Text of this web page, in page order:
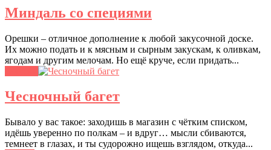
Миндаль со специями
Орешки – отличное дополнение к любой закусочной доске.
Их можно подать и к мясным и сырным закускам, к оливкам,
ягодам и другим мелочам. Но ещё круче, если придать...
Чесночный багет
Бывало у вас такое: заходишь в магазин с чётким списком,
идёшь уверенно по полкам – и вдруг… мысли сбиваются,
темнеет в глазах, и ты судорожно ищешь взглядом, откуда...